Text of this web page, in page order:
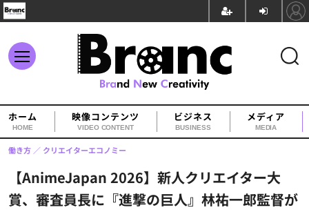
ホーム
HOME
映像コンテンツ
VIDEO CONTENT
ビジネス
BUSINESS
メディア
MEDIA
【AnimeJapan 2026】新人クリエイター大
賞、審査員長に『進撃の巨人』林祐一郎監督が
働き方 クリエイターエコノミー